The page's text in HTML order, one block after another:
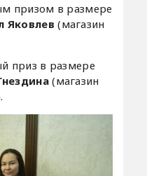
призом в размере
Яковлев (магазин
приз в размере
(магазин